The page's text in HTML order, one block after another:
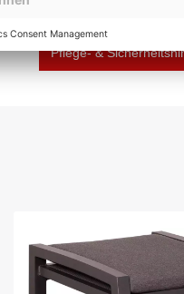
Pflege- &